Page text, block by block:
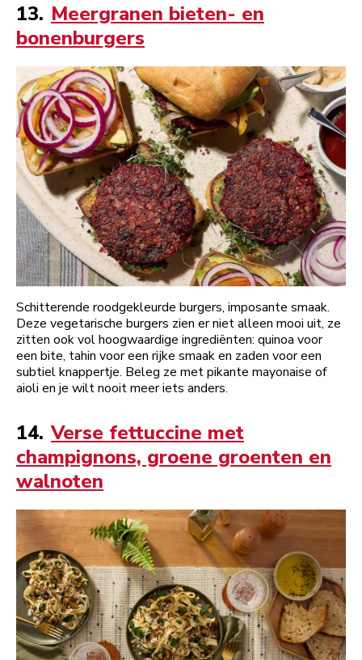
13. Meergranen bieten- en
bonenburgers
Schitterende roodgekleurde burgers, imposante smaak.
Deze vegetarische burgers zien er niet alleen mooi uit, ze
zitten ook vol hoogwaardige ingrediënten: quinoa voor
een bite, tahin voor een rijke smaak en zaden voor een
subtiel knappertje. Beleg ze met pikante mayonaise of
aioli en je wilt nooit meer iets anders.
14. Verse fettuccine met
champignons, groene groenten en
walnoten